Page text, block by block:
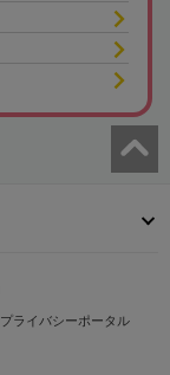
プライバシーポータル